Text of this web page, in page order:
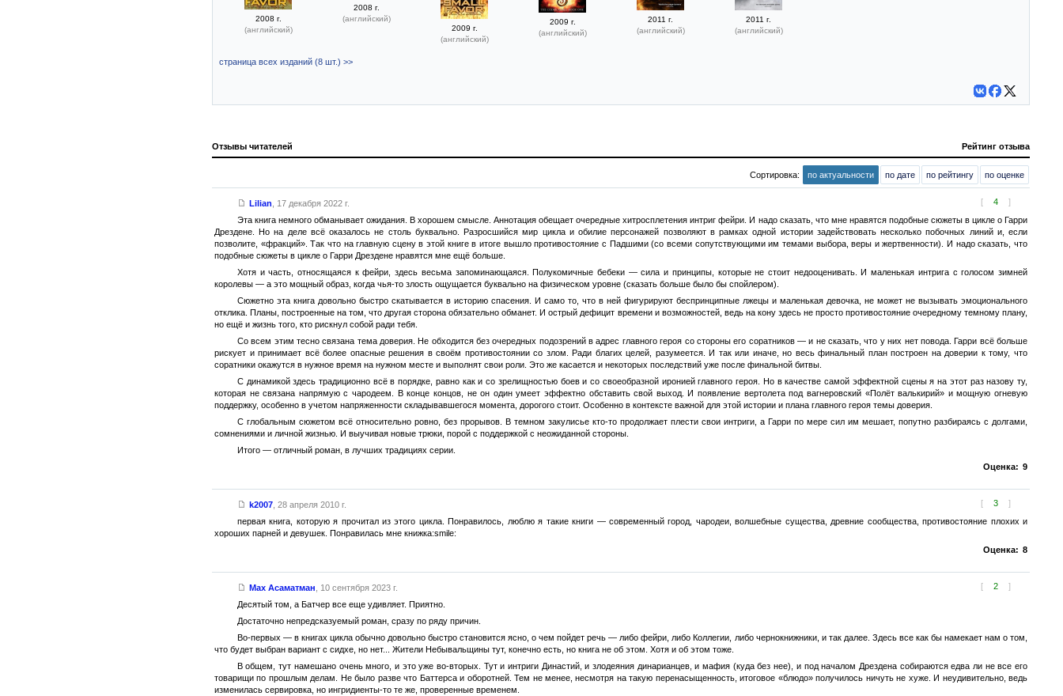
2008 г.
(английский)
2008 г.
(английский)
2009 г.
(английский)
2009 г.
(английский)
2011 г.
(английский)
2011 г.
(английский)
страница всех изданий (8 шт.) >>
Отзывы читателей Рейтинг отзыва
Сортировка: по актуальности по дате по рейтингу по оценке
[ 4 ]
Lilian
17 декабря 2022 г.
Эта книга немного обманывает ожидания. В хорошем смысле. Аннотация обещает очередные хитросплетения интриг фейри. И надо сказать, что мне нравятся подобные сюжеты в цикле о Гарри
Дрездене. Но на деле всё оказалось не столь буквально. Разросшийся мир цикла и обилие персонажей позволяют в рамках одной истории задействовать несколько побочных линий и, если
позволите, «фракций». Так что на главную сцену в этой книге в итоге вышло противостояние с Падшими (со всеми сопутствующими им темами выбора, веры и жертвенности). И надо сказать, что
подобные сюжеты в цикле о Гарри Дрездене нравятся мне ещё больше.
Хотя и часть, относящаяся к фейри, здесь весьма запоминающаяся. Полукомичные бебеки — сила и принципы, которые не стоит недооценивать. И маленькая интрига с голосом зимней
королевы — а это мощный образ, когда чья-то злость ощущается буквально на физическом уровне (сказать больше было бы спойлером).
Сюжетно эта книга довольно быстро скатывается в историю спасения. И само то, что в ней фигурируют беспринципные лжецы и маленькая девочка, не может не вызывать эмоционального
отклика. Планы, построенные на том, что другая сторона обязательно обманет. И острый дефицит времени и возможностей, ведь на кону здесь не просто противостояние очередному темному плану,
но ещё и жизнь того, кто рискнул собой ради тебя.
Со всем этим тесно связана тема доверия. Не обходится без очередных подозрений в адрес главного героя со стороны его соратников — и не сказать, что у них нет повода. Гарри всё больше
рискует и принимает всё более опасные решения в своём противостоянии со злом. Ради благих целей, разумеется. И так или иначе, но весь финальный план построен на доверии к тому, что
соратники окажутся в нужное время на нужном месте и выполнят свои роли. Это же касается и некоторых последствий уже после финальной битвы.
С динамикой здесь традиционно всё в порядке, равно как и со зрелищностью боев и со своеобразной иронией главного героя. Но в качестве самой эффектной сцены я на этот раз назову ту,
которая не связана напрямую с чародеем. В конце концов, не он один умеет эффектно обставить свой выход. И появление вертолета под вагнеровский «Полёт валькирий» и мощную огневую
поддержку, особенно в учетом напряженности складывавшегося момента, дорогого стоит. Особенно в контексте важной для этой истории и плана главного героя темы доверия.
С глобальным сюжетом всё относительно ровно, без прорывов. В темном закулисье кто-то продолжает плести свои интриги, а Гарри по мере сил им мешает, попутно разбираясь с долгами,
сомнениями и личной жизнью. И выучивая новые трюки, порой с поддержкой с неожиданной стороны.
Итого — отличный роман, в лучших традициях серии.
Оценка: 9
[ 3 ]
k2007, 28 апреля 2010 г.
первая книга, которую я прочитал из этого цикла. Понравилось, люблю я такие книги — современный город, чародеи, волшебные существа, древние сообщества, противостояние плохих и
хороших парней и девушек. Понравилась мне книжка:smile:
Оценка: 8
[ 2 ]
Мах Асаматман
10 сентября 2023 г.
Десятый том, а Батчер все еще удивляет. Приятно.
Достаточно непредсказуемый роман, сразу по ряду причин.
Во-первых — в книгах цикла обычно довольно быстро становится ясно, о чем пойдет речь — либо фейри, либо Коллегии, либо чернокнижники, и так далее. Здесь все как бы намекает нам о том,
что будет выбран вариант с сидхе, но нет... Жители Небывальщины тут, конечно есть, но книга не об этом. Хотя и об этом тоже.
В общем, тут намешано очень много, и это уже во-вторых. Тут и интриги Династий, и злодеяния динарианцев, и мафия (куда без нее), и под началом Дрездена собираются едва ли не все его
товарищи по прошлым делам. Не было разве что Баттерса и оборотней. Тем не менее, несмотря на такую перенасыщенность, итоговое «блюдо» получилось ничуть не хуже. И неудивительно, ведь
изменилась сервировка, но ингридиенты-то те же, проверенные временем.